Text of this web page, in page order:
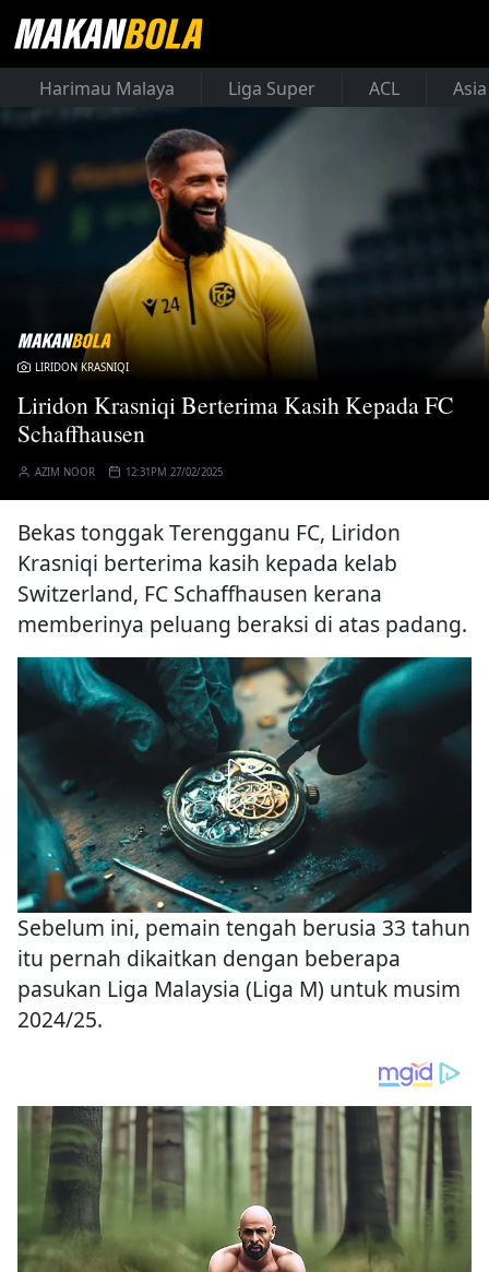
Harimau Malaya Liga Super ACL
LIRIDON KRASNIQI
Liridon Krasniqi Berterima Kasih Kepada FC
Schaffhausen
AZIM NOOR 12:31PM 27/02/2025
Bekas tonggak Terengganu FC, Liridon
Krasniqi berterima kasih kepada kelab
Switzerland, FC Schaffhausen kerana
memberinya peluang beraksi di atas padang.
Sebelum ini, pemain tengah berusia 33 tahun
itu pernah dikaitkan dengan beberapa
pasukan Liga Malaysia (Liga M) untuk musim
2024/25.